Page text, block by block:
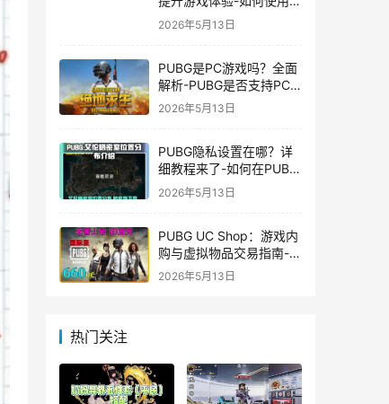
PUBG Tool实现120帧流
畅游戏
2026年5月13日
PUBG是PC游戏吗？全面
解析-PUBG是否支持PC
平台及游戏玩法介绍
2026年5月13日
PUBG隐私设置在哪？详
细教程来了-如何在PUBG
中设置隐私选项保护个人
2026年5月13日
PUBG UC Shop：游戏内
购与虚拟物品交易指南-
PUBG UC Shop如何购买
2026年5月13日
热门关注